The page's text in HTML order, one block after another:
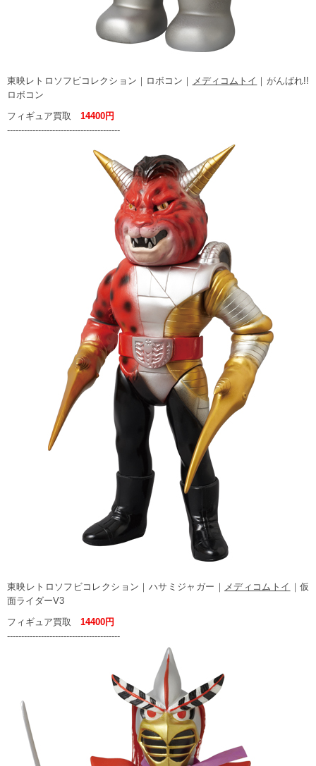
東映レトロソフビコレクション｜ロボコン｜ メディコムトイ ｜がんばれ!!
ロボコン
フィギュア買取 14400円
----------------------------------------
東映レトロソフビコレクション｜ハサミジャガー｜ メディコムトイ ｜仮
面ライダーV3
フィギュア買取 14400円
----------------------------------------